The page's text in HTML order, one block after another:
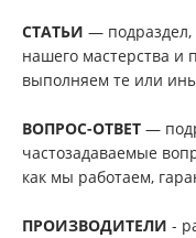
СТАТЬИ — подраздел,
нашего мастерства и
выполняем те или
ВОПРОС-ОТВЕТ —
частозадаваемые
как мы работаем,
ПРОИЗВОДИТЕЛИ -